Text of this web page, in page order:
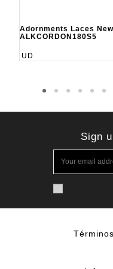
Adornments Laces
ALKCORDON180S5
UD
Sign